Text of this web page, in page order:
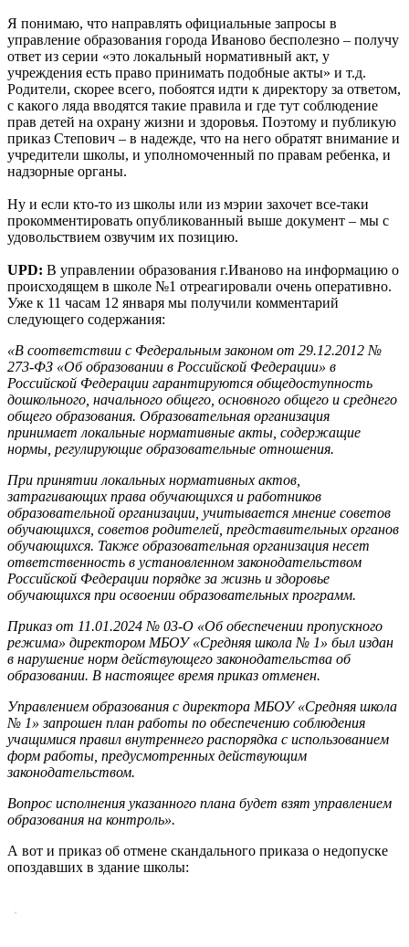
Я понимаю, что направлять официальные запросы в
управление образования города Иваново бесполезно – получу
ответ из серии «это локальный нормативный акт, у
учреждения есть право принимать подобные акты» и т.д.
Родители, скорее всего, побоятся идти к директору за ответом,
с какого ляда вводятся такие правила и где тут соблюдение
прав детей на охрану жизни и здоровья. Поэтому и публикую
приказ Степович – в надежде, что на него обратят внимание и
учредители школы, и уполномоченный по правам ребенка, и
надзорные органы.
Ну и если кто-то из школы или из мэрии захочет все-таки
прокомментировать опубликованный выше документ – мы с
удовольствием озвучим их позицию.
UPD: В управлении образования г.Иваново на информацию о
происходящем в школе №1 отреагировали очень оперативно.
Уже к 11 часам 12 января мы получили комментарий
следующего содержания:
«В соответствии с Федеральным законом от 29.12.2012 №
273-ФЗ «Об образовании в Российской Федерации» в
Российской Федерации гарантируются общедоступность
дошкольного, начального общего, основного общего и среднего
общего образования. Образовательная организация
принимает локальные нормативные акты, содержащие
нормы, регулирующие образовательные отношения.
При принятии локальных нормативных актов,
затрагивающих права обучающихся и работников
образовательной организации, учитывается мнение советов
обучающихся, советов родителей, представительных органов
обучающихся. Также образовательная организация несет
ответственность в установленном законодательством
Российской Федерации порядке за жизнь и здоровье
обучающихся при освоении образовательных программ.
Приказ от 11.01.2024 № 03-О «Об обеспечении пропускного
режима» директором МБОУ «Средняя школа № 1» был издан
в нарушение норм действующего законодательства об
образовании. В настоящее время приказ отменен.
Управлением образования с директора МБОУ «Средняя школа
№ 1» запрошен план работы по обеспечению соблюдения
учащимися правил внутреннего распорядка с использованием
форм работы, предусмотренных действующим
законодательством.
Вопрос исполнения указанного плана будет взят управлением
образования на контроль».
А вот и приказ об отмене скандального приказа о недопуске
опоздавших в здание школы: